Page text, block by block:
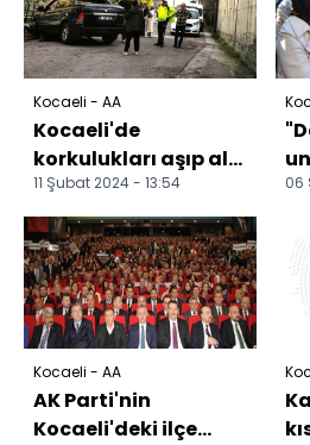
Kocaeli - AA
Kocaeli'de
korkulukları aşıp alt
yola düşen
pikaptaki 2 kişi
yaralandı
11 Şubat 2024 - 13:54 06
Kocaeli - AA
AK Parti'nin
Kocaeli'deki ilçe